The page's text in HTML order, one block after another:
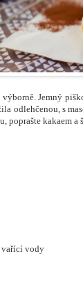
Jemný
odlehčenou, s
poprašte kakaem a
vařící vody